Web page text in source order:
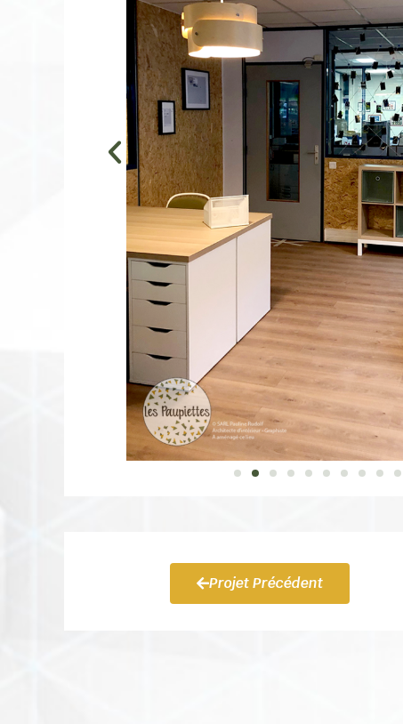
Projet Précédent